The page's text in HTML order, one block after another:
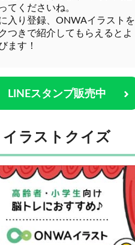
てくださいね。
入り登録、ONWAイラストを
つきで紹介してもらえるとよ
ます！
LINEスタンプ販売中
イラストクイズ